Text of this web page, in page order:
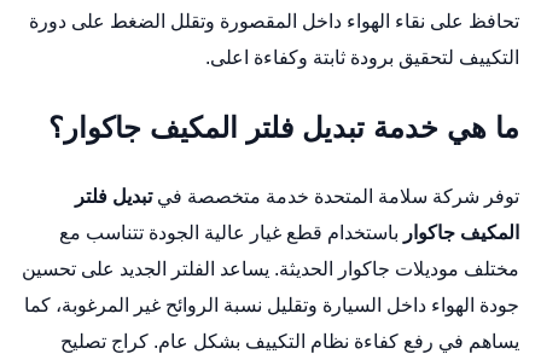
تحافظ على نقاء الهواء داخل المقصورة وتقلل الضغط على دورة
التكييف لتحقيق برودة ثابتة وكفاءة اعلى.
ما هي خدمة تبديل فلتر المكيف جاكوار؟
توفر شركة سلامة المتحدة خدمة متخصصة فيتبديل فلتر
المكيف جاكوار باستخدام قطع غيار عالية الجودة تتناسب مع
مختلف موديلات جاكوار الحديثة. يساعد الفلتر الجديد على تحسين
جودة الهواء داخل السيارة وتقليل نسبة الروائح غير المرغوبة، كما
يساهم في رفع كفاءة نظام التكييف بشكل عام. كراج تصليح